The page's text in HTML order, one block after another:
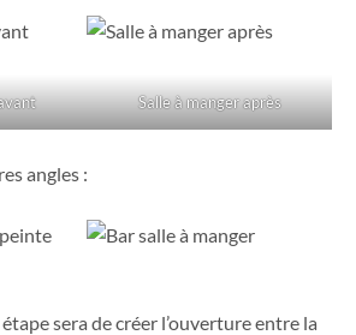
Salle à manger après
angles :
sera de créer l’ouverture entre la